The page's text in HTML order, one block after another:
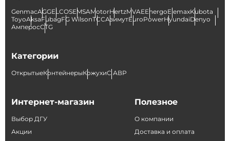
GenmacAGGELCOSEMSAMotorHertzMVAEEnergoElemaxKubota
ToyoAksaFubagFG WilsonТССАзимутEuroPowerHyundaiDenyo
АмперосCTG
Категории
ОткрытыеКонтейнерыКожухиС АВР
Интернет-магазин
Выбор ДГУ
Акции
Полезное
О компании
Доставка и оплата